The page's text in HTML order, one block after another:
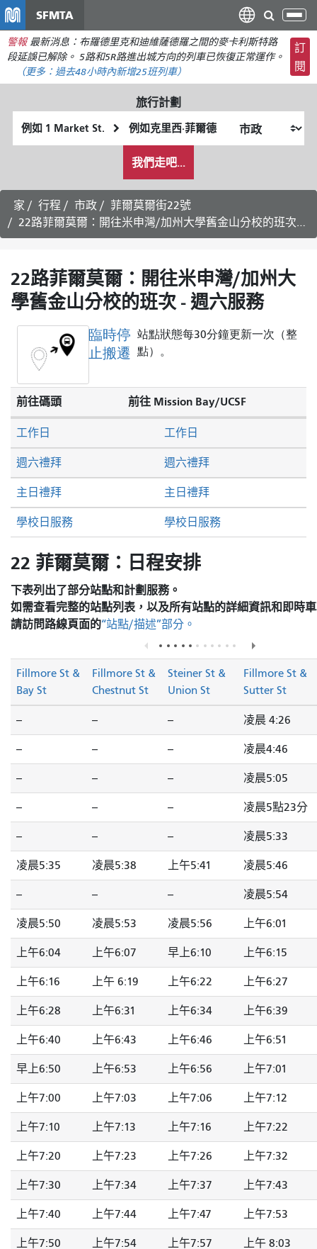
主
要
內
容
SFMTA
切
換
導
航
警報 最新消息：布羅德里克和迪維薩德羅之間的麥卡利斯特路
段延誤已解除。 5路和5R路進出城方向的列車已恢復正常運作。
（更多： 過去48小時內新增25班列車）
訂
閱
旅行計劃
起
始
終
點
我
希
望
的
旅
行
式
我們走吧...
家 行程 市政
菲爾莫爾街22號
22路菲爾莫爾：開往米申灣/加州大學舊金山分校的班次 - 週六服務
22路菲爾莫爾：開往米申灣/加州大
學舊金山分校的班次 - 週六服務
臨時停
止搬遷
站點狀態每30分鐘更新一次（整
點）。
前往碼頭 前往 Mission Bay/UCSF
週六禮拜 週六禮拜
主日禮拜 主日禮拜
工作日 工作日
學校日服務 學校日服務
22 菲爾莫爾：日程安排
下表列出了部分站點和計劃服務。
如需查看完整的站點列表，以及所有站點的詳細資訊和即時
請訪問路線頁面的“站點/描述”部分。
Fillmore St &
Bay St
Fillmore St &
Chestnut St
Steiner St &
Union St
Fillmore St &
Sutter St
-- -- -- 凌晨 4:26
-- -- -- 凌晨4:46
-- -- -- 凌晨5:05
-- -- -- 凌晨5點23分
-- -- -- 凌晨5:33
凌晨5:35 凌晨5:38 上午5:41 凌晨5:46
-- -- -- 凌晨5:54
凌晨5:50 凌晨5:53 凌晨5:56 上午6:01
上午6:04 上午6:07 早上6:10 上午6:15
上午6:16 上午 6:19 上午6:22 上午6:27
上午6:28 上午6:31 上午6:34 上午6:39
上午6:40 上午6:43 上午6:46 上午6:51
早上6:50 上午6:53 上午6:56 上午7:01
上午7:00 上午7:03 上午7:06 上午7:12
上午7:10 上午7:13 上午7:16 上午7:22
上午7:20 上午7:23 上午7:26 上午7:32
上午7:30 上午7:34 上午7:37 上午7:43
上午7:40 上午7:44 上午7:47 上午7:53
上午7:50 上午7:54 上午7:57 上午 8:03